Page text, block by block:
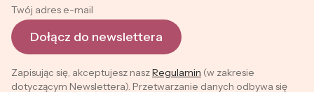
Twój adres e-mail
Dołącz do newslettera
Zapisując się, akceptujesz naszRegulamin (w zakresie
dotyczącym Newslettera). Przetwarzanie danych odbywa się